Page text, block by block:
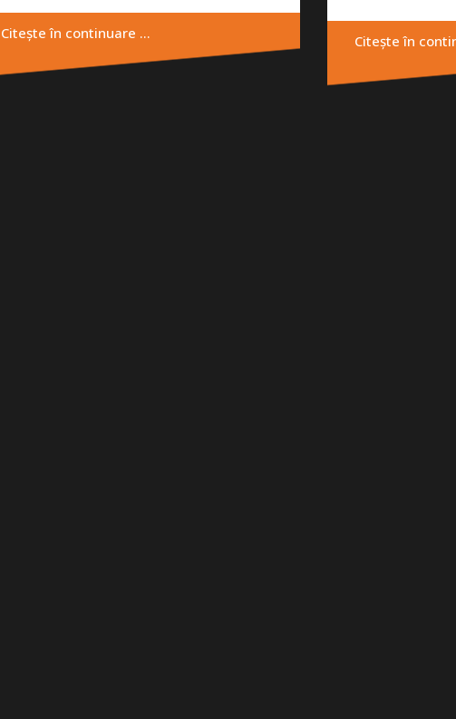
Citește în continuare … Citește în